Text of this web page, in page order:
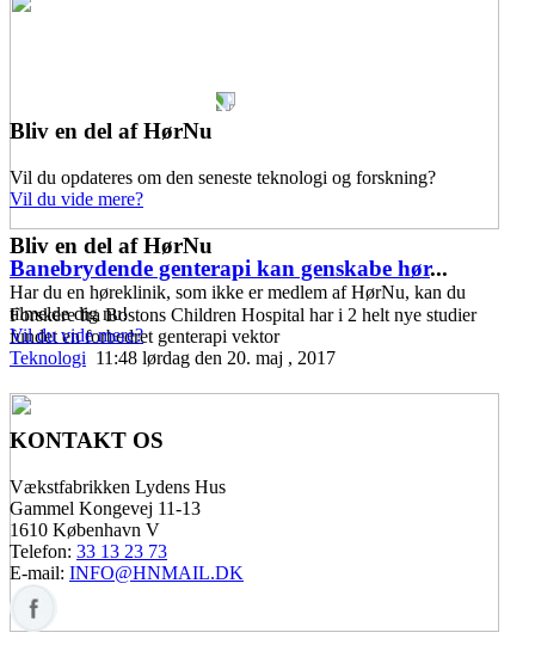
Banebrydende genterapi kan genskabe hør...
Forskere fra Bostons Children Hospital har i 2 helt nye studier
fundet en forbedret genterapi vektor
Teknologi 11:48 lørdag den 20. maj , 2017
Bliv en del af HørNu
Vil du opdateres om den seneste teknologi og forskning?
Vil du vide mere?
Bliv en del af HørNu
Har du en høreklinik, som ikke er medlem af HørNu, kan du
tilmelde dig nu!
Vil du vide mere?
KONTAKT OS
Vækstfabrikken Lydens Hus
Gammel Kongevej 11-13
1610 København V
Telefon: 33 13 23 73
E-mail: INFO@HNMAIL.DK